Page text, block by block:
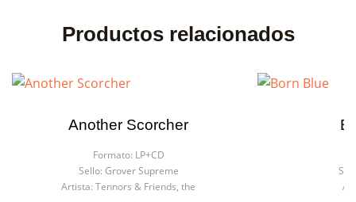
Productos relacionados
Another Scorcher
Formato: LP+CD
Sello: Grover Supreme
Artista: Tennors & Friends, the